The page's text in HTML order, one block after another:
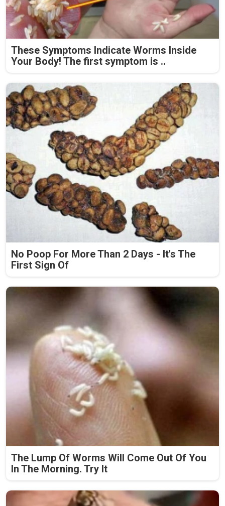
These Symptoms Indicate Worms Inside
Your Body! The first symptom is ..
No Poop For More Than 2 Days - It's The
First Sign Of
The Lump Of Worms Will Come Out Of You
In The Morning. Try It